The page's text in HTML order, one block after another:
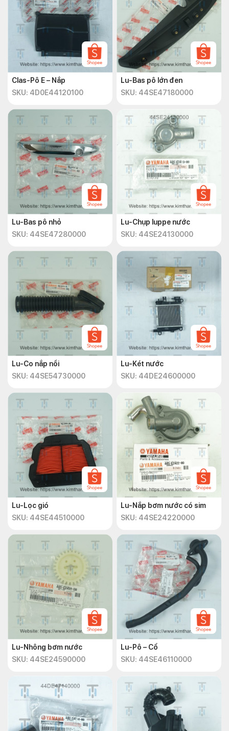
Clas-Pô E – Nắp
SKU: 4D0E44120100
Lu-Bas pô lớn đen
SKU: 44SE47180000
Lu-Bas pô nhỏ
SKU: 44SE47280000
Lu-Chụp luppe nước
SKU: 44SE24130000
Lu-Co nắp nồi
SKU: 44SE54730000
Lu-Két nước
SKU: 44DE24600000
Lu-Lọc gió
SKU: 44SE44510000
Lu-Nắp bơm nước có sim
SKU: 44SE24220000
Lu-Nhông bơm nước
SKU: 44SE24590000
Lu-Pô – Cổ
SKU: 44SE46110000